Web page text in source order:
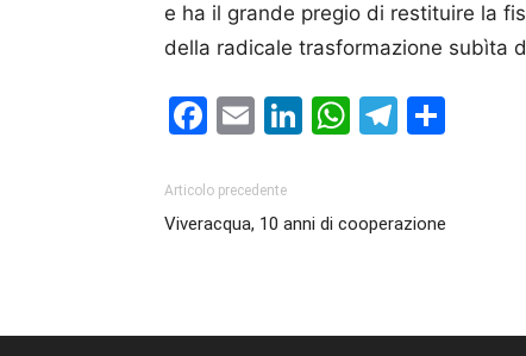
e ha il grande pregio di restituire la
della radicale trasformazione subìta
Facebook
EmailLinkedIn
WhatsApp
Articolo precedente
Viveracqua, 10 anni di cooperazione